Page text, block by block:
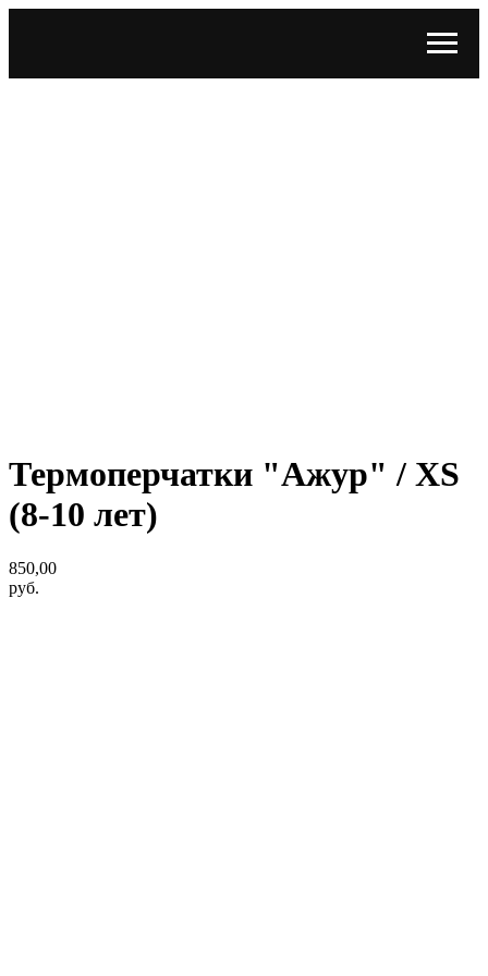
Термоперчатки "Ажур" / XS
(8-10 лет)
850,00
руб.